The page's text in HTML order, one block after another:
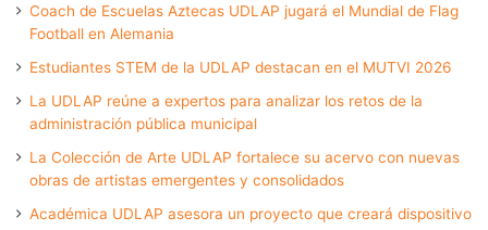
Coach de Escuelas Aztecas UDLAP jugará el Mundial de Flag
Football en Alemania
Estudiantes STEM de la UDLAP destacan en el MUTVI 2026
La UDLAP reúne a expertos para analizar los retos de la
administración pública municipal
La Colección de Arte UDLAP fortalece su acervo con nuevas
obras de artistas emergentes y consolidados
Académica UDLAP asesora un proyecto que creará dispositivo